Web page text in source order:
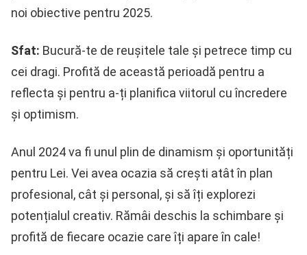
noi obiective pentru 2025.
Sfat: Bucură-te de reușitele tale și petrece timp cu
cei dragi. Profită de această perioadă pentru a
reflecta și pentru a-ți planifica viitorul cu încredere
și optimism.
Anul 2024 va fi unul plin de dinamism și oportunități
pentru Lei. Vei avea ocazia să crești atât în plan
profesional, cât și personal, și să îți explorezi
potențialul creativ. Rămâi deschis la schimbare și
profită de fiecare ocazie care îți apare în cale!